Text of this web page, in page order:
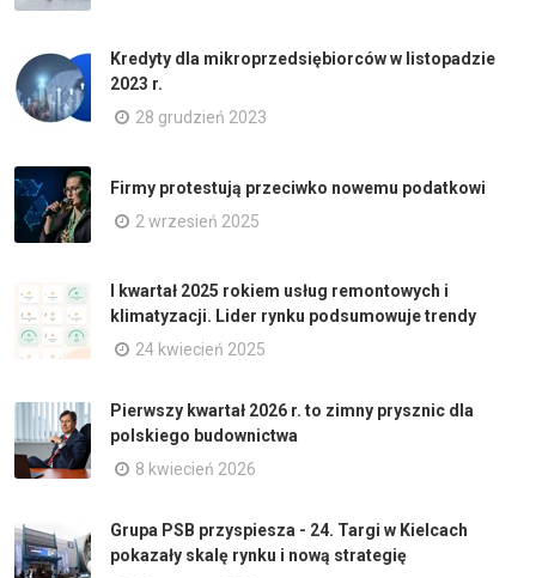
Kredyty dla mikroprzedsiębiorców w listopadzie
2023 r.
28 grudzień 2023
Firmy protestują przeciwko nowemu podatkowi
2 wrzesień 2025
I kwartał 2025 rokiem usług remontowych i
klimatyzacji. Lider rynku podsumowuje trendy
24 kwiecień 2025
Pierwszy kwartał 2026 r. to zimny prysznic dla
polskiego budownictwa
8 kwiecień 2026
Grupa PSB przyspiesza - 24. Targi w Kielcach
pokazały skalę rynku i nową strategię